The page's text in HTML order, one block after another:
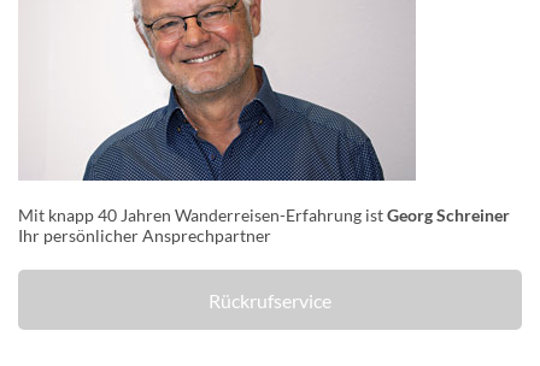
Mit knapp 40 Jahren Wanderreisen-Erfahrung istGeorg Schreiner
Ihr persönlicher Ansprechpartner
Rückrufservice